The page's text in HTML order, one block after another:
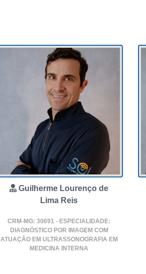
Guilherme Lourenço de
Lima Reis
CRM-MG: 30691 - ESPECIALIDADE:
DIAGNÓSTICO POR IMAGEM COM
ATUAÇÃO EM ULTRASSONOGRAFIA EM
MEDICINA INTERNA